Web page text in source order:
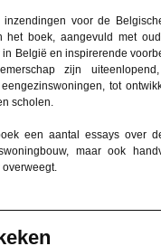
voor de
het boek, aangevuld met
België en inspirerende
zijn
tot
scholen.
een aantal essays over
maar ook